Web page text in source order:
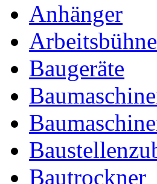
Anhänger
Baugeräte
Bautrockner